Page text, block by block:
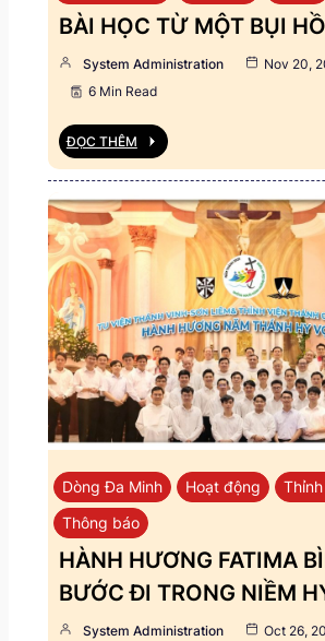
BÀI HỌC TỪ MỘT BỤI
System Administration
Nov 20,
6 Min Read
ĐỌC THÊM
Dòng Đa Minh Hoạt động
Thông báo
HÀNH HƯƠNG FATIMA
BƯỚC ĐI TRONG NIỀM
System Administration
Oct 26,